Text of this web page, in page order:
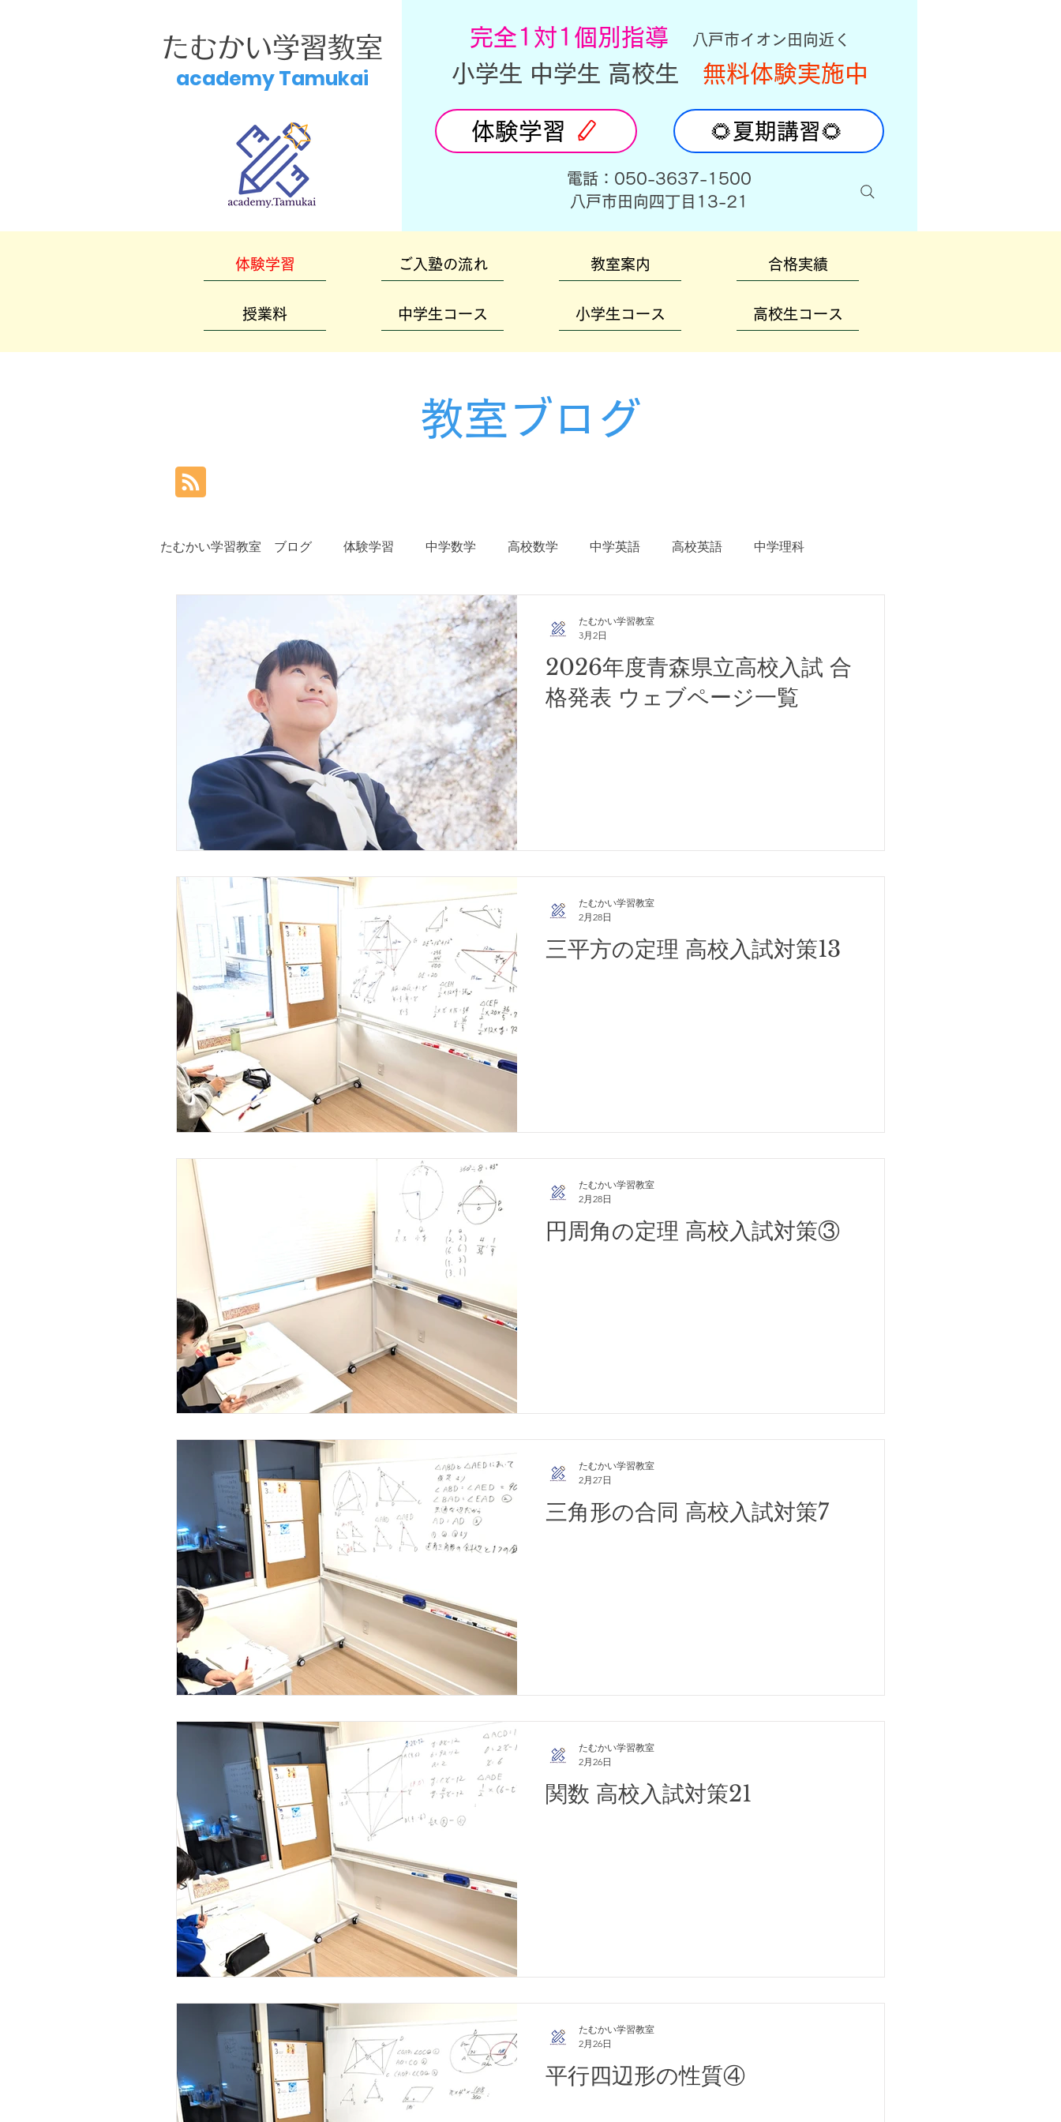
たむかい学習教室
academy Tamukai
​完全1対1個別指導 八戸市イオン田向近く
小学生 中学生 高校生 無料体験実施中
体験学習 🌻夏期講習🌻
​電話：050-3637-1500
​八戸市田向四丁目13-21
体験学習
授業料
ご入塾の流れ
中学生コース
教室案内
小学生コース
合格実績
高校生コース
教室ブログ
たむかい学習教室 ブログ 体験学習 中学数学 高校数学 中学英語 高校英語 中学理科
中学入試 高校入試
夏期講習 秋期講習 冬期講習 春期講習
2026年度青森県立高校入試 合
格発表 ウェブページ一覧
たむかい学習教室
3月2日
三平方の定理 高校入試対策13
たむかい学習教室
2月28日
円周角の定理 高校入試対策③
たむかい学習教室
2月28日
三角形の合同 高校入試対策7
たむかい学習教室
2月27日
関数 高校入試対策21
たむかい学習教室
2月26日
平行四辺形の性質④
たむかい学習教室
2月26日